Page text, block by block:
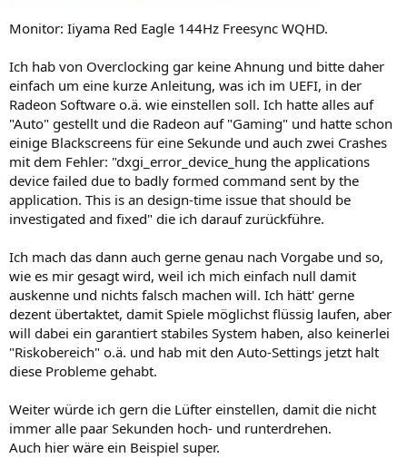
Monitor: Iiyama Red Eagle 144Hz Freesync WQHD.
Ich hab von Overclocking gar keine Ahnung und bitte daher
einfach um eine kurze Anleitung, was ich im UEFI, in der
Radeon Software o.ä. wie einstellen soll. Ich hatte alles auf
"Auto" gestellt und die Radeon auf "Gaming" und hatte schon
einige Blackscreens für eine Sekunde und auch zwei Crashes
mit dem Fehler: "dxgi_error_device_hung the applications
device failed due to badly formed command sent by the
application. This is an design-time issue that should be
investigated and fixed" die ich darauf zurückführe.
Ich mach das dann auch gerne genau nach Vorgabe und so,
wie es mir gesagt wird, weil ich mich einfach null damit
auskenne und nichts falsch machen will. Ich hätt' gerne
dezent übertaktet, damit Spiele möglichst flüssig laufen, aber
will dabei ein garantiert stabiles System haben, also keinerlei
"Riskobereich" o.ä. und hab mit den Auto-Settings jetzt halt
diese Probleme gehabt.
Weiter würde ich gern die Lüfter einstellen, damit die nicht
immer alle paar Sekunden hoch- und runterdrehen.
Auch hier wäre ein Beispiel super.